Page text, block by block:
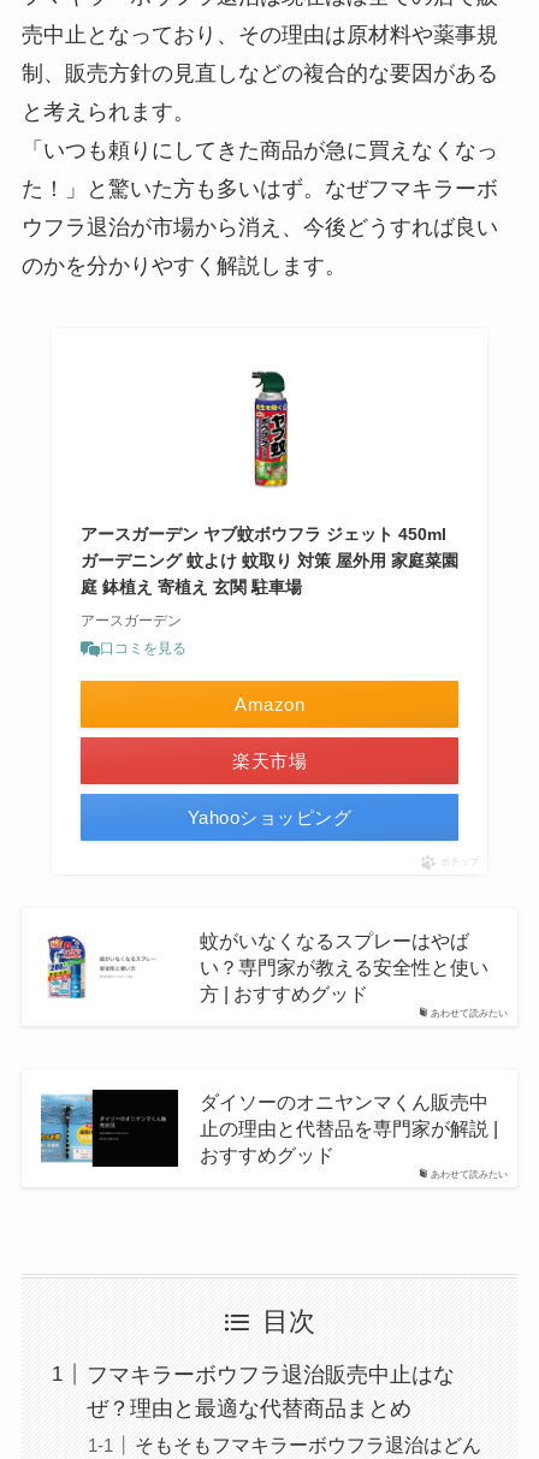
売中止となっており、その理由は原材料や薬事規
制、販売方針の見直しなどの複合的な要因がある
と考えられます。
「いつも頼りにしてきた商品が急に買えなくなっ
た！」と驚いた方も多いはず。なぜフマキラーボ
ウフラ退治が市場から消え、今後どうすれば良い
のかを分かりやすく解説します。
アースガーデン ヤブ蚊ボウフラ ジェット 450ml
ガーデニング 蚊よけ 蚊取り 対策 屋外用 家庭菜園
庭 鉢植え 寄植え 玄関 駐車場
アースガーデン
口コミを見る
Amazon
楽天市場
Yahooショッピング
ポチップ
あわせて読みたい
蚊がいなくなるスプレーはやば
い？専門家が教える安全性と使い
方 | おすすめグッド
あわせて読みたい
ダイソーのオニヤンマくん販売中
止の理由と代替品を専門家が解説 |
おすすめグッド
目次
フマキラーボウフラ退治販売中止はな
ぜ？理由と最適な代替商品まとめ
そもそもフマキラーボウフラ退治はどん